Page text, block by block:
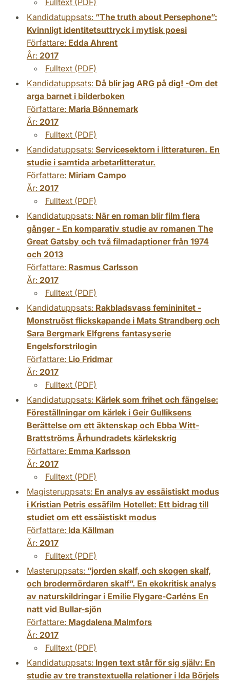
Kandidatuppsats: ”The truth about Persephone”:
Kvinnligt identitetsuttryck i mytisk poesi
Författare: Edda Ahrent
År: 2017
Fulltext (PDF)
Kandidatuppsats: Då blir jag ARG på dig! -Om det
arga barnet i bilderboken
Författare: Maria Bönnemark
År: 2017
Fulltext (PDF)
Kandidatuppsats: Servicesektorn i litteraturen. En
studie i samtida arbetarlitteratur.
Författare: Miriam Campo
År: 2017
Fulltext (PDF)
Kandidatuppsats: När en roman blir film flera
gånger - En komparativ studie av romanen The
Great Gatsby och två filmadaptioner från 1974
och 2013
Författare: Rasmus Carlsson
År: 2017
Fulltext (PDF)
Kandidatuppsats: Rakbladsvass femininitet -
Monstruöst flickskapande i Mats Strandberg och
Sara Bergmark Elfgrens fantasyserie
Engelsforstrilogin
Författare: Lio Fridmar
År: 2017
Fulltext (PDF)
Kandidatuppsats: Kärlek som frihet och fängelse:
Föreställningar om kärlek i Geir Gulliksens
Berättelse om ett äktenskap och Ebba Witt-
Brattströms Århundradets kärlekskrig
Författare: Emma Karlsson
År: 2017
Fulltext (PDF)
Magisteruppsats: En analys av essäistiskt modus
i Kristian Petris essäfilm Hotellet: Ett bidrag till
studiet om ett essäistiskt modus
Författare: Ida Källman
År: 2017
Fulltext (PDF)
Masteruppsats: “jorden skalf, och skogen skalf,
och brodermördaren skalf”. En ekokritisk analys
av naturskildringar i Emilie Flygare-Carléns En
natt vid Bullar-sjön
Författare: Magdalena Malmfors
År: 2017
Fulltext (PDF)
Kandidatuppsats: Ingen text står för sig själv: En
studie av tre transtextuella relationer i Ida Börjels